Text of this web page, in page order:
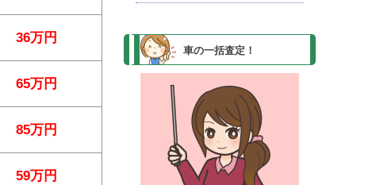
36万円
65万円
85万円
59万円
車の一括査定！